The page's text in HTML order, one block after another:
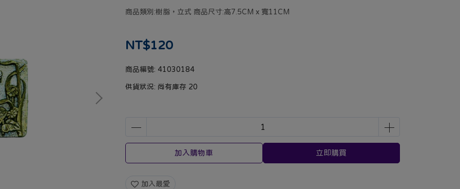
商品類別:樹脂，立式 商品尺寸:高7.5CM x 寬11CM
NT$120
商品編號: 41030184
供貨狀況: 尚有庫存 20
加入購物車 立即購買
加入最愛